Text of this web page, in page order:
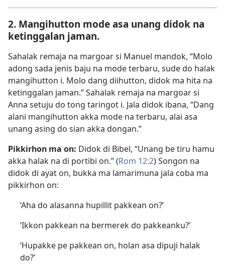
2. Mangihutton mode asa unang didok na
ketinggalan jaman.
Sahalak remaja na margoar si Manuel mandok, “Molo
adong sada jenis baju na mode terbaru, sude do halak
mangihutton i. Molo dang diihutton, didok ma hita na
ketinggalan jaman.” Sahalak remaja na margoar si
Anna setuju do tong taringot i. Jala didok ibana, “Dang
alani mangihutton akka mode na terbaru, alai asa
unang asing do sian akka dongan.”
Pikkirhon ma on: Didok di Bibel, “Unang be tiru hamu
akka halak na di portibi on.” (Rom 12:2) Songon na
didok di ayat on, bukka ma lamarimuna jala coba ma
pikkirhon on:
‘Aha do alasanna hupillit pakkean on?’
‘Ikkon pakkean na bermerek do pakkeanku?’
‘Hupakke pe pakkean on, holan asa dipuji halak
do?’